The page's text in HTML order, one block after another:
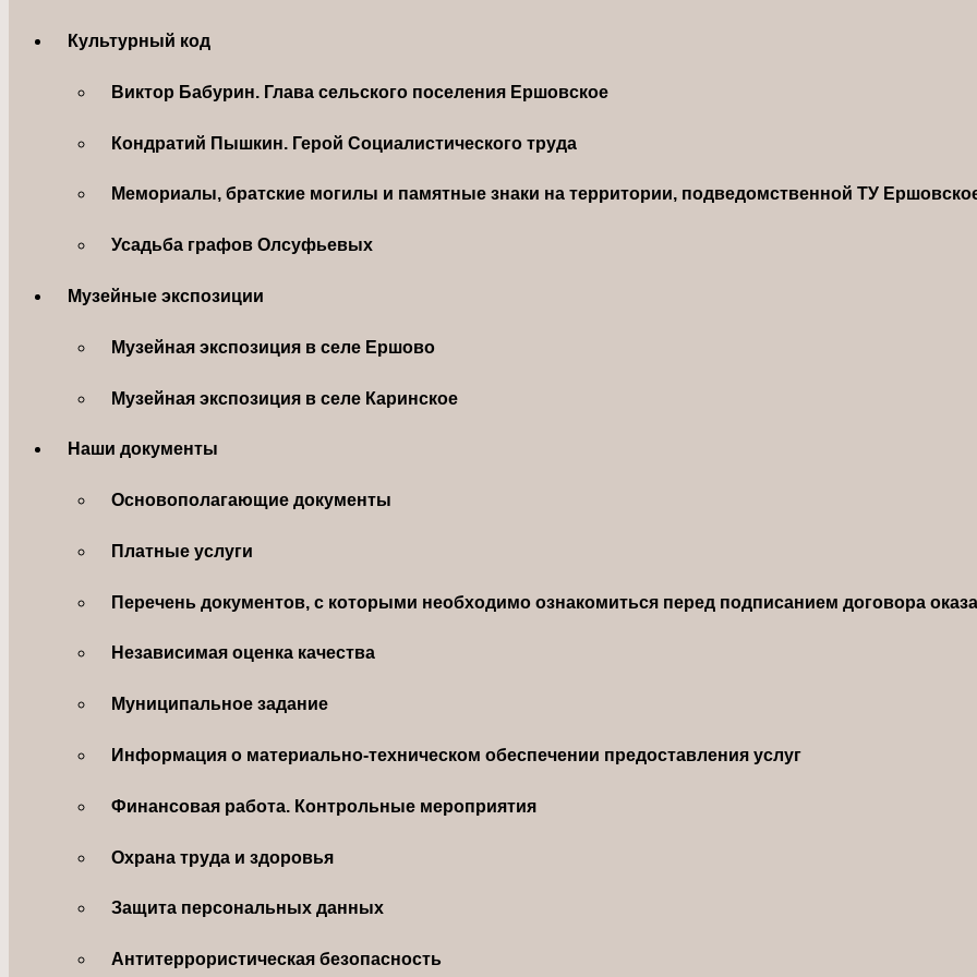
Культурный код
Виктор Бабурин. Глава сельского поселения Ершовское
Кондратий Пышкин. Герой Социалистического труда
Мемориалы, братские могилы и памятные знаки на территории, подведомственной ТУ
Усадьба графов Олсуфьевых
Музейные экспозиции
Музейная экспозиция в селе Ершово
Музейная экспозиция в селе Каринское
Наши документы
Основополагающие документы
Платные услуги
Перечень документов, с которыми необходимо ознакомиться перед подписанием договора
Независимая оценка качества
Муниципальное задание
Информация о материально-техническом обеспечении предоставления услуг
Финансовая работа. Контрольные мероприятия
Охрана труда и здоровья
Защита персональных данных
Антитеррористическая безопасность